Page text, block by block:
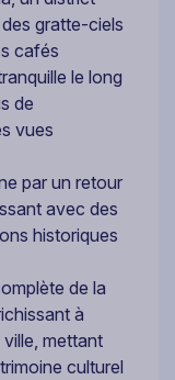
gratte-ciels
cafés
le long
de
vues
par un retour
avec des
historiques
de la
à
mettant
culturel